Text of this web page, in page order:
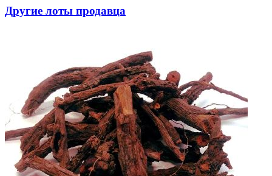
Другие лоты продавца